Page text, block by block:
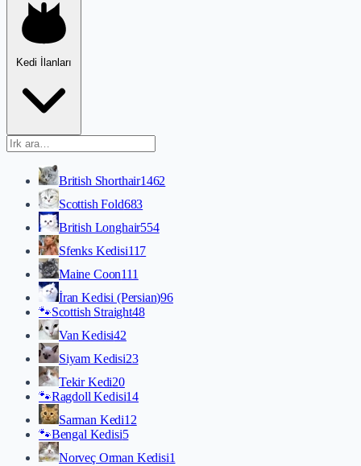
Kedi İlanları
British Shorthair1462
Scottish Fold683
British Longhair554
Sfenks Kedisi117
Maine Coon111
İran Kedisi (Persian)96
🐾Scottish Straight48
Van Kedisi42
Siyam Kedisi23
Tekir Kedi20
🐾Ragdoll Kedisi14
Sarman Kedi12
🐾Bengal Kedisi5
Norveç Orman Kedisi1